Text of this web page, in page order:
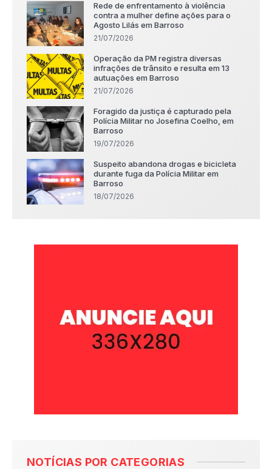
Rede de enfrentamento à violência
contra a mulher define ações para o
Agosto Lilás em Barroso
21/07/2026
Operação da PM registra diversas
infrações de trânsito e resulta em 13
autuações em Barroso
21/07/2026
Foragido da justiça é capturado pela
Polícia Militar no Josefina Coelho, em
Barroso
19/07/2026
Suspeito abandona drogas e bicicleta
durante fuga da Polícia Militar em
Barroso
18/07/2026
NOTÍCIAS POR CATEGORIAS